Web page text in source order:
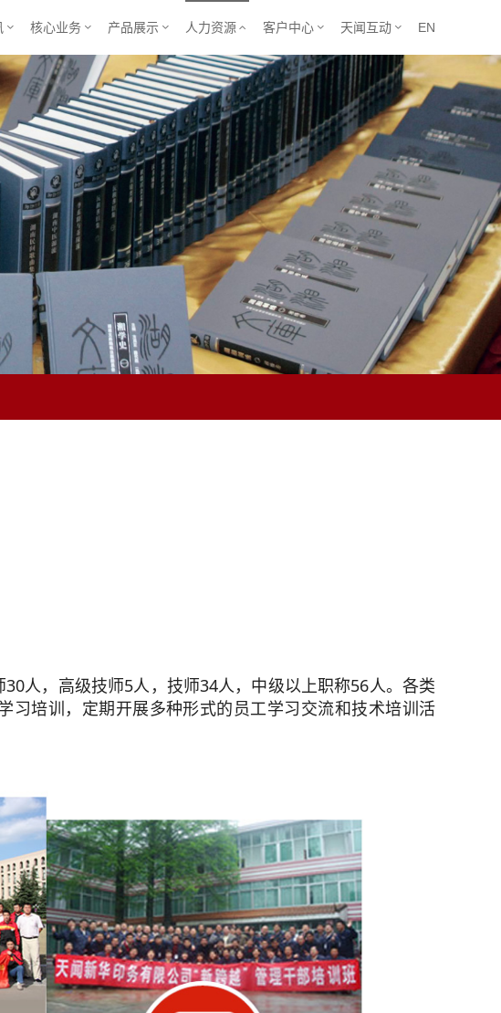
 核心业务  产品展示  人力资源  客户中心  天闻互动  EN
人，高级技师5人，技师34人，中级以上职称56人。各类
习培训，定期开展多种形式的员工学习交流和技术培训活